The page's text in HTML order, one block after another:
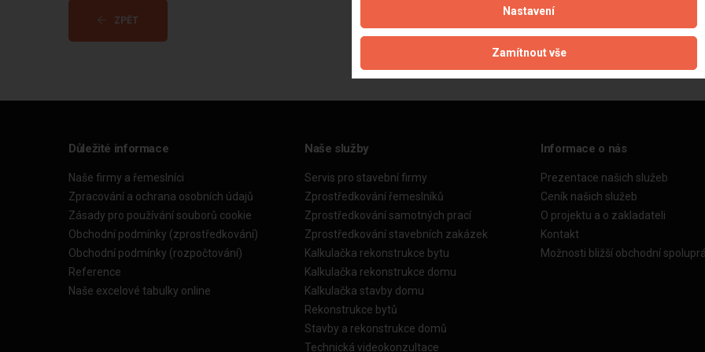
ZPĚT
Důležité informace
Naše firmy a řemeslníci
Zpracování a ochrana osobních údajů
Zásady pro používání souborů cookie
Obchodní podmínky (zprostředkování)
Obchodní podmínky (rozpočtování)
Reference
Naše excelové tabulky online
Naše služby
Servis pro stavební firmy
Zprostředkování řemeslníků
Zprostředkování samotných prací
Zprostředkování stavebních zakázek
Kalkulačka rekonstrukce bytu
Kalkulačka rekonstrukce domu
Kalkulačka stavby domu
Rekonstrukce bytů
Stavby a rekonstrukce domů
Technická videokonzultace
Informace o nás
Prezentace našich služeb
Ceník našich služeb
O projektu a o zakladateli
Kontakt
Možnosti bližší obchodní
Nastavení
Zamítnout vše